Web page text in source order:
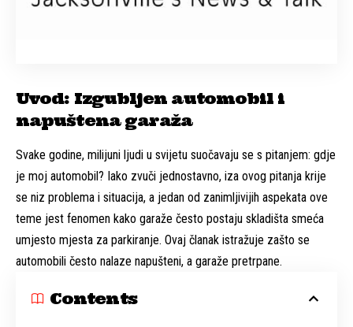
Uvod: Izgubljen automobil i
napuštena garaža
Svake godine, milijuni ljudi u svijetu suočavaju se s pitanjem: gdje
je moj automobil? Iako zvuči jednostavno, iza ovog pitanja krije
se niz problema i situacija, a jedan od zanimljivijih aspekata ove
teme jest fenomen kako garaže često postaju skladišta smeća
umjesto mjesta za parkiranje. Ovaj članak istražuje zašto se
automobili često nalaze napušteni, a garaže pretrpane.
Contents